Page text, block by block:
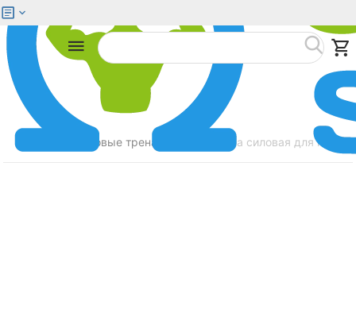
Силовые тренажеры Стойка силовая для
Меню Найти